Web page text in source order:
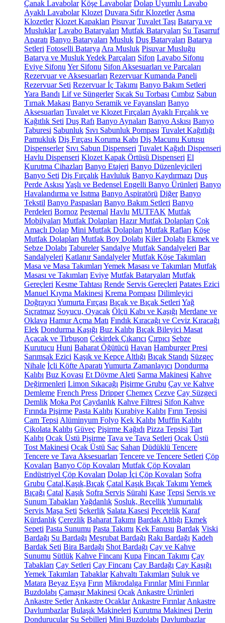
Çanak Lavabolar Köşe Lavabolar Dolap Uyumlu Lavabo
Ayaklı Lavabolar Klozet Duvara Sıfır Klozetler Asma
Klozetler Klozet Kapakları Pisuvar Tuvalet Taşı Batarya ve
Musluklar Lavabo Bataryaları Mutfak Bataryaları Su Tasarruf
Aparatı Banyo Bataryaları Musluk Duş Bataryaları Batarya
Setleri Fotoselli Batarya Ara Musluk Pisuvar Musluğu
Batarya ve Musluk Yedek Parçaları Sifon Lavabo Sifonu
Eviye Sifonu Yer Sifonu Sifon Aksesuarları ve Parçaları
Rezervuar ve Aksesuarları Rezervuar Kumanda Paneli
Rezervuar Seti Rezervuar İç Takımı Banyo Bakım Setleri
Yara Bandı Lif ve Süngerler Sıcak Su Torbası Cımbız Sabun
Tırnak Makası Banyo Seramik ve Fayansları Banyo
Aksesuarları Tuvalet ve Klozet Fırçaları Ayaklı Fırçalık ve
Kağıtlık Seti Duş Rafı Banyo Aynaları Banyo Askısı Banyo
Taburesi Sabunluk Sıvı Sabunluk Pompası Tuvalet Kağıtlığı
Pamukluk Diş Fırçası Koruma Kabı Diş Macunu Kutusu
Dispenserler Sıvı Sabun Dispenseri Tuvalet Kağıdı Dispenseri
Havlu Dispenseri Klozet Kapak Örtüsü Dispenseri El
Kurutma Cihazları Banyo Etajeri Banyo Düzenleyicileri
Banyo Seti Diş Fırçalık Havluluk Banyo Kaydırmazı Duş
Perde Askısı Yaşlı ve Bedensel Engelli Banyo Ürünleri Banyo
Havalandırma ve Isıtma Banyo Aspiratörü Diğer Banyo
Tekstil Banyo Paspasları Banyo Bakım Setleri Banyo
Perdeleri Bornoz Peştemal Havlu MUTFAK Mutfak
Mobilyaları Mutfak Dolapları Hazır Mutfak Dolapları Çok
Amaçlı Dolap Mini Mutfak Dolapları Mutfak Rafları Köşe
Mutfak Dolapları Mutfak Boy Dolabı Kiler Dolabı Ekmek ve
Sebze Dolabı Tabureler Sandalye Mutfak Sandalyeleri Bar
Sandalyeleri Katlanır Sandalyeler Mutfak Köşe Takımları
Masa ve Masa Takımları Yemek Masası ve Takımları Mutfak
Masası ve Takımları Eviye Mutfak Bataryaları Mutfak
Gereçleri Kesme Tahtası Rende Servis Gereçleri Patates Ezici
Manuel Kıyma Makinesi Krema Pompası Dilimleyici
Doğrayıcı Yumurta Fırçası Bıçak ve Bıçak Setleri Yağ
Sıçratmaz Soyucu, Oyacak Ölçü Kabı ve Kaşığı Merdane ve
Oklava Hamur Açma Matı Fındık Kıracağı ve Ceviz Kıracağı
Elek Dondurma Kaşığı Buz Kalıbı Bıçak Bileyici Masat
Açacak ve Tirbuşon Çekirdek Çıkarıcı Çırpıcı Sebze
Kurutucu Huni Baharat Öğütücü Havan Hamburger Presi
Sarımsak Ezici Kaşık ve Kepçe Altlığı Bıçak Standı Süzgeç
Nihale İçli Köfte Aparatı Yumurta Zamanlayıcı Dondurma
Kalıbı Buz Kovası Et Dövme Aleti Sarma Makinesi Kahve
Değirmenleri Limon Sıkacağı Pişirme Grubu Çay ve Kahve
Demleme French Press Dripper Chemex Cezve Çay Süzgeci
Demlik Moka Pot Çaydanlık Kahve Filtresi Sifon Kahve
Fırında Pişirme Pasta Kalıbı Kurabiye Kalıbı Fırın Tepsisi
Cam Tepsi Alüminyum Folyo Kek Kalıbı Muffin Kalıbı
Çikolata Kalıbı Güveç Pişirme Kağıdı Pizza Tepsisi Tart
Kalıbı Ocak Üstü Pişirme Tava ve Tava Setleri Ocak Üstü
Tost Makinesi Ocak Üstü Sac Sahan Düdüklü Tencere
Tencere ve Tava Aksesuarları Tencere ve Tencere Setleri Çöp
Kovaları Banyo Çöp Kovaları Mutfak Çöp Kovaları
Endüstriyel Çöp Kovaları Dolap İçi Çöp Kovaları Sofra
Grubu Çatal,Kaşık,Bıçak Çatal Kaşık Bıçak Takımı Yemek
Bıçağı Çatal Kaşık Sofra Servis Sürahi Kase Tepsi Servis ve
Sunum Tabakları Yağdanlık Sosluk, ReçellikYumurtalık
Servis Maşa Seti Şekerlik Salata Kasesi Peçetelik Karaf
Kürdanlık Çerezlik Baharat Takımı Bardak Altlığı Ekmek
Sepeti Pasta Sunumu Pasta Takımı Kek Fanusu Bardak Viski
Bardağı Su Bardağı Meşrubat Bardağı Rakı Bardağı Kadeh
Bardak Seti Bira Bardağı Shot Bardağı Çay ve Kahve
Sunumu Sütlük Kahve Fincanı Kupa Fincan Takımı Çay
Tabakları Çay Setleri Çay Fincanı Çay Bardağı Çay Kaşığı
Yemek Takımları Tabaklar Kahvaltı Takımları Suluk ve
Matara Beyaz Eşya Fırın Mikrodalga Fırınlar Mini Fırınlar
Buzdolabı Çamaşır Makinesi Ocak Ankastre Ürünleri
Ankastre Setler Ankastre Ocaklar Ankastre Fırınlar Ankastre
Davlumbazlar Bulaşık Makineleri Kurutma Makinesi Derin
Dondurucular Su Sebilleri Mini Buzdolabı Davlumbazlar